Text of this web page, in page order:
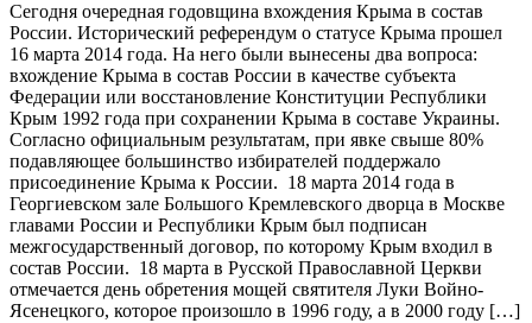
Сегодня очередная годовщина вхождения Крыма в состав
России. Исторический референдум о статусе Крыма прошел
16 марта 2014 года. На него были вынесены два вопроса:
вхождение Крыма в состав России в качестве субъекта
Федерации или восстановление Конституции Республики
Крым 1992 года при сохранении Крыма в составе Украины.
Согласно официальным результатам, при явке свыше 80%
подавляющее большинство избирателей поддержало
присоединение Крыма к России. 18 марта 2014 года в
Георгиевском зале Большого Кремлевского дворца в Москве
главами России и Республики Крым был подписан
межгосударственный договор, по которому Крым входил в
состав России. 18 марта в Русской Православной Церкви
отмечается день обретения мощей святителя Луки Войно-
Ясенецкого, которое произошло в 1996 году, а в 2000 году […]